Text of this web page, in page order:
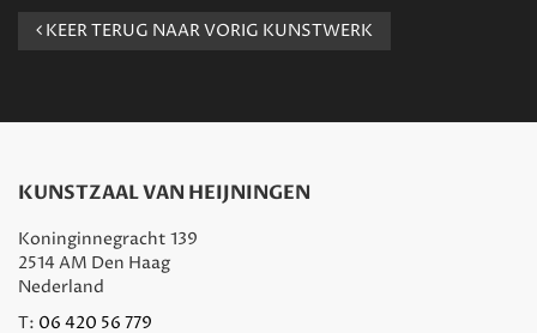
KEER TERUG NAAR VORIG KUNSTWERK
KUNSTZAAL VAN HEIJNINGEN
Koninginnegracht 139
2514 AM Den Haag
Nederland
T: 06 420 56 779